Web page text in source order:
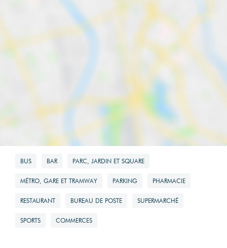
BUS BAR PARC, JARDIN ET SQUARE
MÉTRO, GARE ET TRAMWAY PARKING PHARMACIE
RESTAURANT BUREAU DE POSTE SUPERMARCHÉ
SPORTS COMMERCES